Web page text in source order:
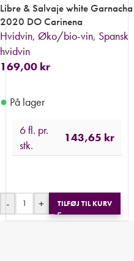
Libre & Salvaje white Garnacha
2020 DO Carinena
Hvidvin, Øko/bio-vin, Spansk
hvidvin
169,00 kr
● På lager
6 fl. pr.
stk.
143,65 kr
- + TILFØJ TIL KURV